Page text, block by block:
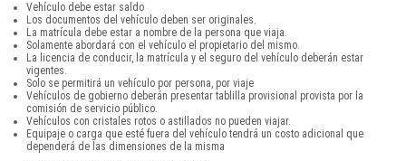
Vehículo debe estar saldo
Los documentos del vehículo deben ser originales.
La matrícula debe estar a nombre de la persona que viaja.
Solamente abordará con el vehículo el propietario del mismo.
La licencia de conducir, la matrícula y el seguro del vehículo deberán estar
vigentes.
Solo se permitirá un vehículo por persona, por viaje
Vehículos de gobierno deberán presentar tablilla provisional provista por la
comisión de servicio público.
Vehículos con cristales rotos o astillados no pueden viajar.
Equipaje o carga que esté fuera del vehículo tendrá un costo adicional que
dependerá de las dimensiones de la misma